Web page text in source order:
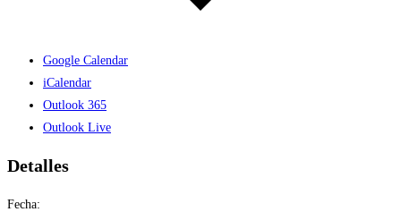
Google Calendar
iCalendar
Outlook 365
Outlook Live
Detalles
Fecha: